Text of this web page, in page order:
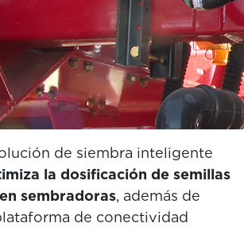
de siembra inteligente
la dosificación de semillas
sembradoras, además de
de conectividad